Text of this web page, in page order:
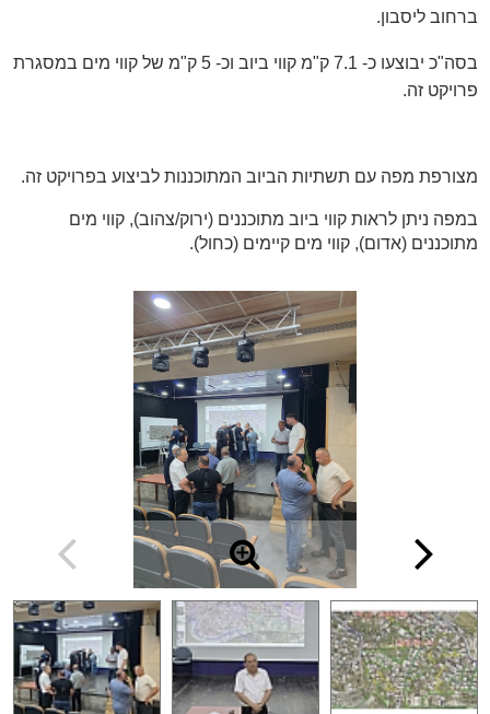
ברחוב ליסבון.
בסה"כ יבוצעו כ- 7.1 ק"מ קווי ביוב וכ- 5 ק"מ של קווי מים במסגרת
פרויקט זה.
מצורפת מפה עם תשתיות הביוב המתוכננות לביצוע בפרויקט זה.
במפה ניתן לראות קווי ביוב מתוכננים (ירוק/צהוב), קווי מים
מתוכננים (אדום), קווי מים קיימים (כחול).